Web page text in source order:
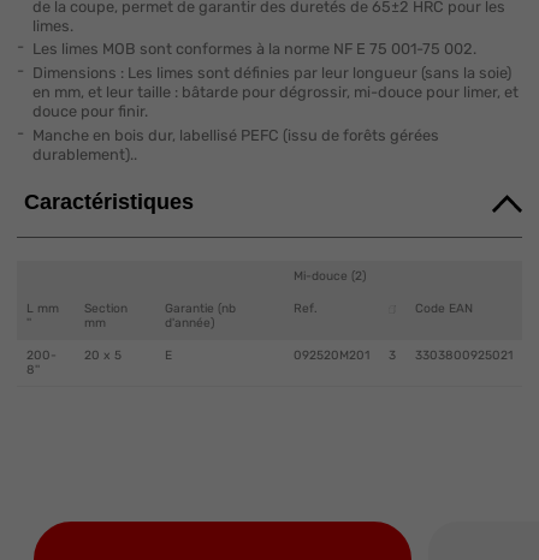
de la coupe, permet de garantir des duretés de 65±2 HRC pour les
limes.
Les limes MOB sont conformes à la norme NF E 75 001-75 002.
Dimensions : Les limes sont définies par leur longueur (sans la soie)
en mm, et leur taille : bâtarde pour dégrossir, mi-douce pour limer, et
douce pour finir.
Manche en bois dur, labellisé PEFC (issu de forêts gérées
durablement)..
Caractéristiques
Mi-douce (2)
L mm
''
Section
mm
Garantie (nb
d'année)
Ref. Code EAN
200-
8''
20 x 5 E 092520M201 3 3303800925021